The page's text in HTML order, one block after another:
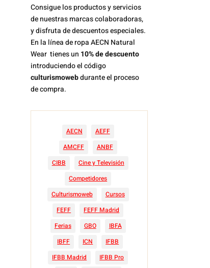
Consigue los productos y servicios
de nuestras marcas colaboradoras,
y disfruta de descuentos especiales.
En la línea de ropa AECN Natural
Wear tienes un 10% de descuento
introduciendo el código
culturismowebdurante el proceso
de compra.
AECN
AEFF
AMCFF
ANBF
CIBB
Cine y Televisión
Competidores
Culturismoweb
Cursos
FEFF
FEFF Madrid
Ferias
GBO
IBFA
IBFF
ICN
IFBB
IFBB Madrid
IFBB Pro